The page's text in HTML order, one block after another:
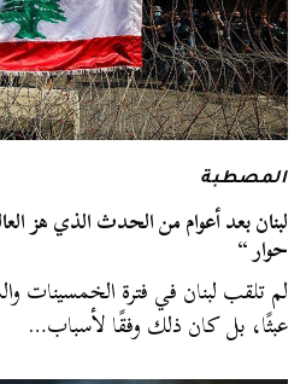
المصطبة
لبنان بعد أعوام من الحدث الذي هز
حوار “
لم تلقب لبنان في فترة الخمسينات
عبثًا، بل كان ذلك وفقًا لأسباب…